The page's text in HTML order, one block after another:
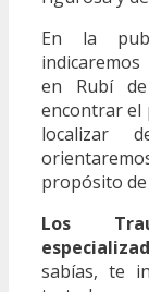
En la
indicaremos
en Rubí
encontrar el
localizar
propósito de
Los
sabías, te